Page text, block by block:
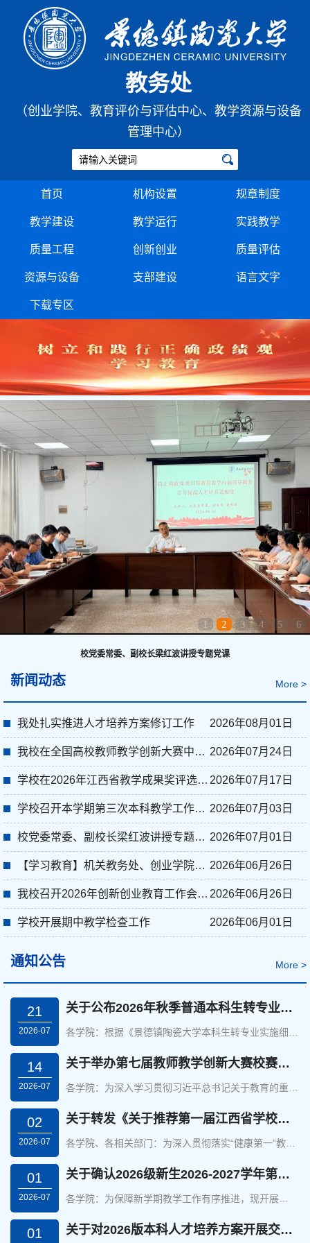
教务处
（创业学院、教育评价与评估中心、教学资源与设备
管理中心）
首页 机构设置 规章制度
教学建设 教学运行 实践教学
质量工程 创新创业 质量评估
资源与设备 支部建设 语言文字
下载专区
1 2 3 4 5 6
校党委常委、副校长梁红波讲授专题党课
新闻动态 More >
我处扎实推进人才培养方案修订工作 2026年08月01日
我校在全国高校教师教学创新大赛中荣获佳绩 2026年07月24日
学校在2026年江西省教学成果奖评选中获得佳绩 2026年07月17日
学校召开本学期第三次本科教学工作例会 2026年07月03日
校党委常委、副校长梁红波讲授专题党课 2026年07月01日
【学习教育】机关教务处、创业学院联合党支部开展树立和践行正确政绩观学习教育专... 2026年06月26日
我校召开2026年创新创业教育工作会暨大学生创新大赛动员大会 2026年06月26日
学校开展期中教学检查工作 2026年06月01日
通知公告 More >
21
2026-07
关于公布2026年秋季普通本科生转专业名单的通知
各学院：根据《景德镇陶瓷大学本科生转专业实施细
拔，公示无异议，并报学校批准，现将2026年秋季转
件）。请...
14
2026-07
关于举办第七届教师教学创新大赛校赛的通知
各学院：为深入学习贯彻习近平总书记关于教育的重要
有力推动教学创新，打造教学改革风向标。学校决定举
下。...
02
2026-07
关于转发《关于推荐第一届江西省学校健康教育教学指导委员会委员的通知》的通知
各学院、各相关部门：为深入贯彻落实“健康第一”教育
分发挥专家智库在学校健康教育教学改革、课程建设、
荐...
01
2026-07
关于确认2026级新生2026-2027学年第一学期课程的通知
各学院：为保障新学期教学工作有序推进，现开展
知如下：1.请各专业负责人对照各专业人才培养方案，
01 关于对2026版本科人才培养方案开展交叉互审的通知